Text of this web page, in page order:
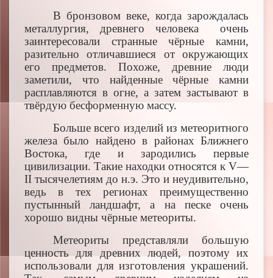
В бронзовом веке, когда зарождалась
металлургия, древнего человека очень
заинтересовали странные чёрные камни,
разительно отличавшиеся от окружающих
его предметов. Похоже, древние люди
заметили, что найденные чёрные камни
расплавляются в огне, а затем застывают в
твёрдую бесформенную массу.
Больше всего изделий из метеоритного
железа было найдено в районах Ближнего
Востока, где и зародились первые
цивилизации. Такие находки относятся к V—
II тысячелетиям до н.э. Это и неудивительно,
ведь в тех регионах преимущественно
пустынный ландшафт, а на песке очень
хорошо видны чёрные метеориты.
Метеориты представляли большую
ценность для древних людей, поэтому их
использовали для изготовления украшений.